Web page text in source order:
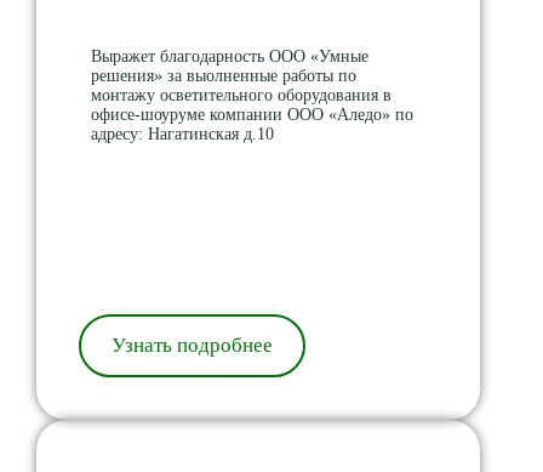
Выражет благодарность ООО «Умные
решения» за выолненные работы по
монтажу осветительного оборудования в
офисе-шоуруме компании ООО «Аледо» по
адресу: Нагатинская д.10
Узнать подробнее